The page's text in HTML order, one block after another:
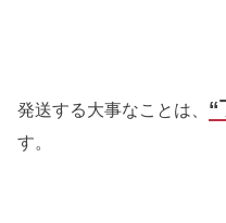
発送する大事なことは、 “
す。